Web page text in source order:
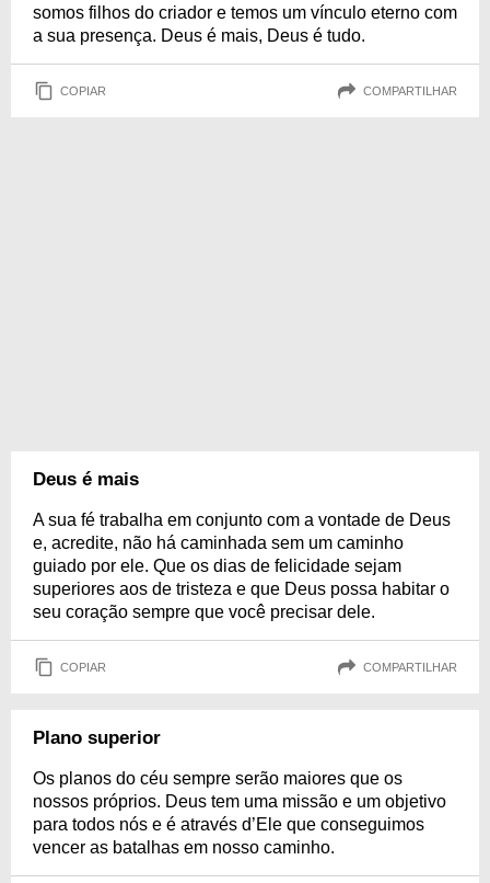
somos filhos do criador e temos um vínculo eterno com
a sua presença. Deus é mais, Deus é tudo.
COPIAR COMPARTILHAR
Deus é mais
A sua fé trabalha em conjunto com a vontade de Deus
e, acredite, não há caminhada sem um caminho
guiado por ele. Que os dias de felicidade sejam
superiores aos de tristeza e que Deus possa habitar o
seu coração sempre que você precisar dele.
COPIAR COMPARTILHAR
Plano superior
Os planos do céu sempre serão maiores que os
nossos próprios. Deus tem uma missão e um objetivo
para todos nós e é através d’Ele que conseguimos
vencer as batalhas em nosso caminho.